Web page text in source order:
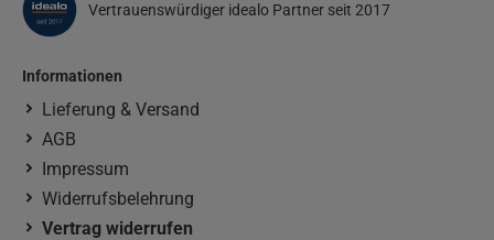
Vertrauenswürdiger idealo Partner seit 2017
Informationen
Lieferung & Versand
AGB
Impressum
Widerrufsbelehrung
Vertrag widerrufen